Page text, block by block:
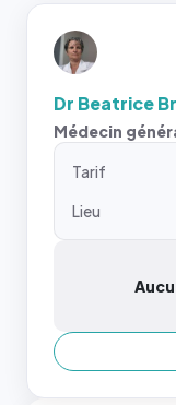
Dr Beatrice
Médecin
Tarif
Lieu